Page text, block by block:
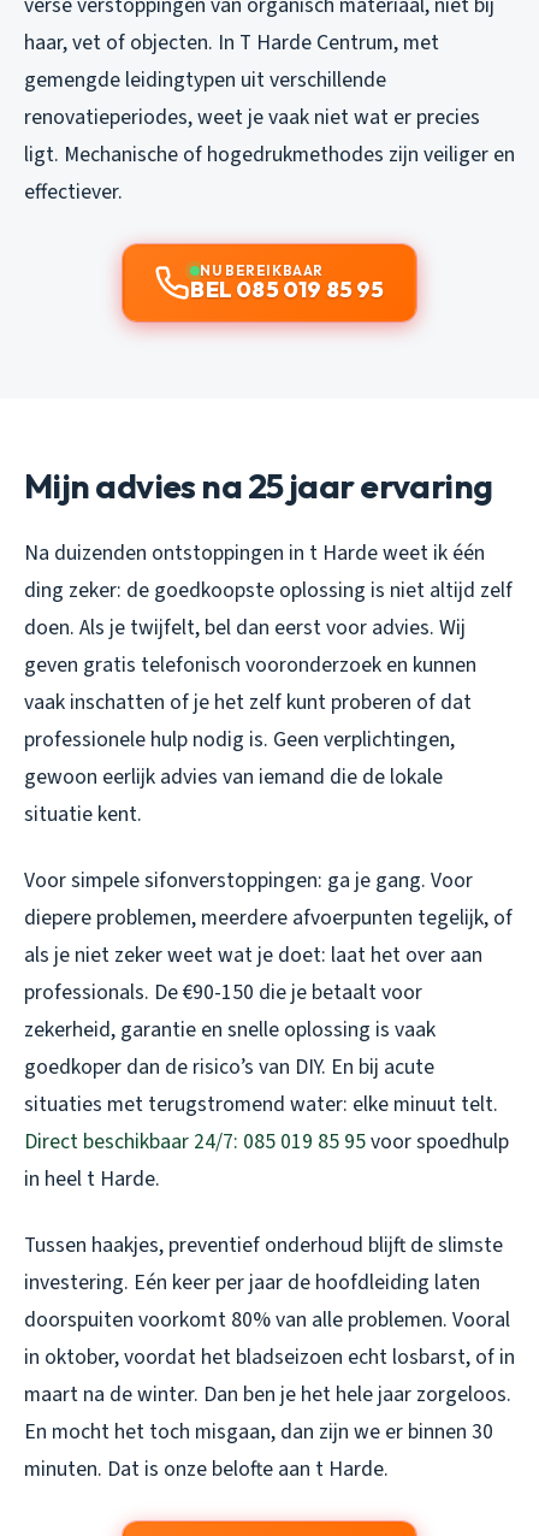
haar, vet of objecten. In T Harde Centrum, met
gemengde leidingtypen uit verschillende
renovatieperiodes, weet je vaak niet wat er precies
ligt. Mechanische of hogedrukmethodes zijn veiliger en
effectiever.
NU BEREIKBAAR
BEL 085 019 85 95
Mijn advies na 25 jaar ervaring
Na duizenden ontstoppingen in t Harde weet ik één
ding zeker: de goedkoopste oplossing is niet altijd zelf
doen. Als je twijfelt, bel dan eerst voor advies. Wij
geven gratis telefonisch vooronderzoek en kunnen
vaak inschatten of je het zelf kunt proberen of dat
professionele hulp nodig is. Geen verplichtingen,
gewoon eerlijk advies van iemand die de lokale
situatie kent.
Voor simpele sifonverstoppingen: ga je gang. Voor
diepere problemen, meerdere afvoerpunten tegelijk, of
als je niet zeker weet wat je doet: laat het over aan
professionals. De €90-150 die je betaalt voor
zekerheid, garantie en snelle oplossing is vaak
goedkoper dan de risico’s van DIY. En bij acute
situaties met terugstromend water: elke minuut telt.
Direct beschikbaar 24/7: 085 019 85 95voor spoedhulp
in heel t Harde.
Tussen haakjes, preventief onderhoud blijft de slimste
investering. Eén keer per jaar de hoofdleiding laten
doorspuiten voorkomt 80% van alle problemen. Vooral
in oktober, voordat het bladseizoen echt losbarst, of in
maart na de winter. Dan ben je het hele jaar zorgeloos.
En mocht het toch misgaan, dan zijn we er binnen 30
minuten. Dat is onze belofte aan t Harde.